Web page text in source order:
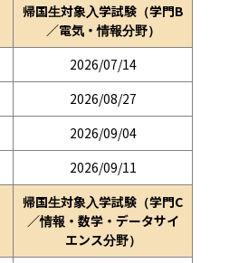
帰国生対象入学試験（学門B
／電気・情報分野）
2026/07/14
2026/08/27
2026/09/04
2026/09/11
帰国生対象入学試験（学門C
／情報・数学・データサイ
エンス分野）